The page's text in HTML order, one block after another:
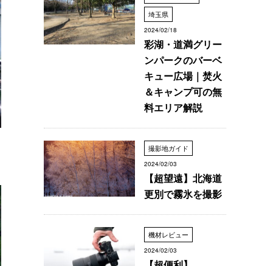
埼玉県
2024/02/18
彩湖・道満グリー
ンパークのバーベ
キュー広場｜焚火
＆キャンプ可の無
料エリア解説
撮影地ガイド
2024/02/03
【超望遠】北海道
更別で霧氷を撮影
機材レビュー
2024/02/03